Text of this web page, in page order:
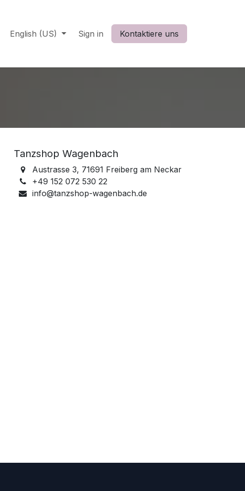
English (US) Sign in Kontaktiere uns
Tanzshop Wagenbach
Austrasse 3, 71691 Freiberg am Neckar
+49 152 072 530 22
info@tanzshop-wagenbach.de